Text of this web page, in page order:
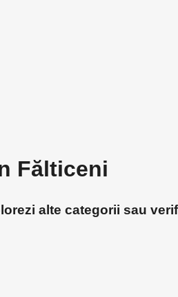
Fălticeni
alte categorii sau